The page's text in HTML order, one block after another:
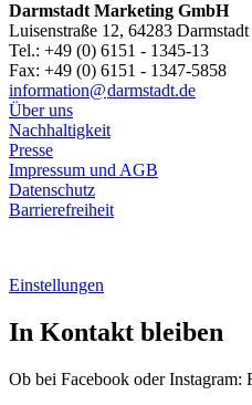
Darmstadt Marketing GmbH
Luisenstraße 12, 64283 Darmstadt
Tel.: +49 (0) 6151 - 1345-13
Fax: +49 (0) 6151 - 1347-5858
information@darmstadt.de
Über uns
Nachhaltigkeit
Presse
Impressum und AGB
Datenschutz
Barrierefreiheit
Einstellungen
In Kontakt bleiben
Ob bei Facebook oder Instagram: